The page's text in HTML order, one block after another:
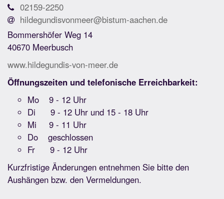
02159-2250
hildegundisvonmeer@bistum-aachen.de
Bommershöfer Weg 14
40670 Meerbusch
www.hildegundis-von-meer.de
Öffnungszeiten und telefonische Erreichbarkeit:
Mo 9 - 12 Uhr
Di 9 - 12 Uhr und 15 - 18 Uhr
Mi 9 - 11 Uhr
Do geschlossen
Fr 9 - 12 Uhr
Kurzfristige Änderungen entnehmen Sie bitte den
Aushängen bzw. den Vermeldungen.